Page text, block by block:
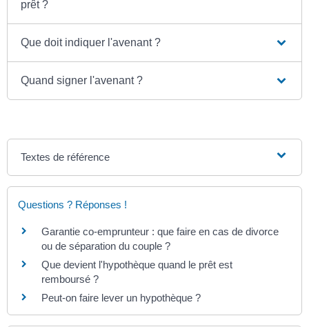
prêt ?
Que doit indiquer l'avenant ?
Quand signer l'avenant ?
Textes de référence
Questions ? Réponses !
Garantie co-emprunteur : que faire en cas de divorce
ou de séparation du couple ?
Que devient l'hypothèque quand le prêt est
remboursé ?
Peut-on faire lever un hypothèque ?